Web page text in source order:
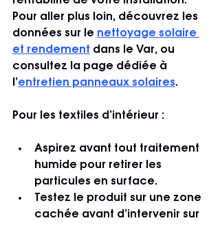
Pour aller plus loin, découvrez les
données sur le nettoyage solaire
et rendement dans le Var, ou
consultez la page dédiée à
l’entretien panneaux solaires.
Pour les textiles d’intérieur :
Aspirez avant tout traitement
humide pour retirer les
particules en surface.
Testez le produit sur une zone
cachée avant d’intervenir sur